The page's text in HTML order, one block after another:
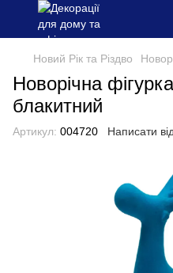
Новий Рік та Різдво
Новорічна
блакитний
Артикул: 004720 Написати